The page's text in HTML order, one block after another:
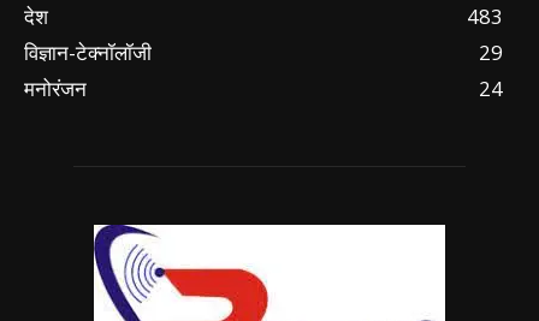
देश
483
विज्ञान-टेक्नॉलॉजी
29
मनोरंजन
24